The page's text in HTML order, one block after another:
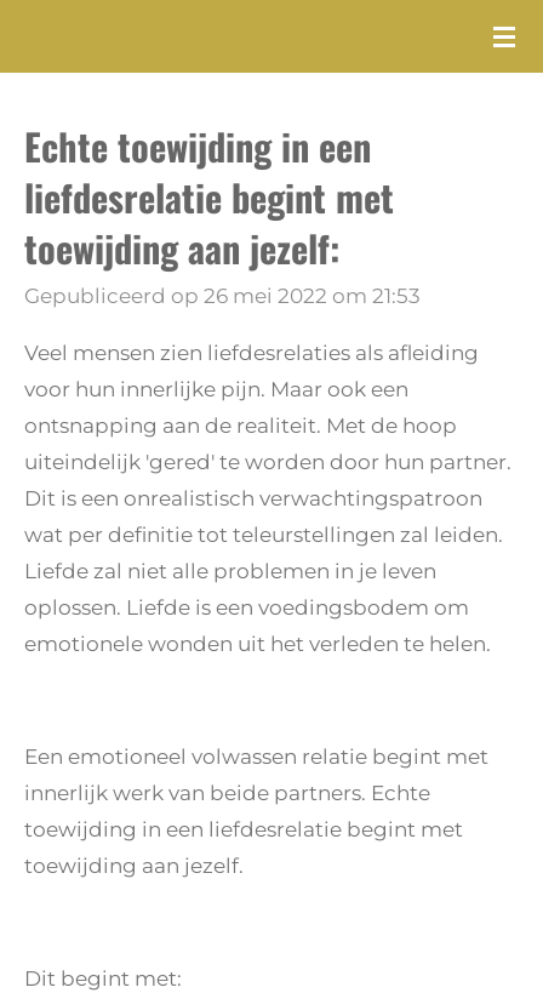
de
Echte toewijding in een
liefdesrelatie begint met
toewijding aan jezelf:
Gepubliceerd op 26 mei 2022 om 21:53
Veel mensen zien liefdesrelaties als afleiding
voor hun innerlijke pijn. Maar ook een
ontsnapping aan de realiteit. Met de hoop
uiteindelijk 'gered' te worden door hun partner.
Dit is een onrealistisch verwachtingspatroon
wat per definitie tot teleurstellingen zal leiden.
Liefde zal niet alle problemen in je leven
oplossen. Liefde is een voedingsbodem om
emotionele wonden uit het verleden te helen.
Een emotioneel volwassen relatie begint met
innerlijk werk van beide partners. Echte
toewijding in een liefdesrelatie begint met
toewijding aan jezelf.
Dit begint met: